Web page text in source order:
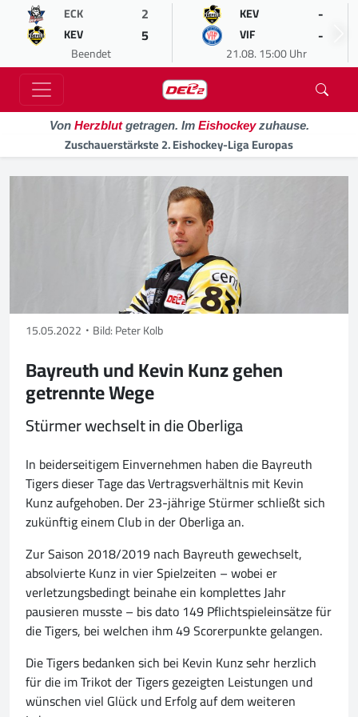
ECK 2
KEV 5
Beendet
KEV -
VIF -
21.08. 15:00 Uhr
Von Herzblutgetragen. Im Eishockeyzuhause.
Zuschauerstärkste 2. Eishockey-Liga Europas
15.05.2022 Bild: Peter Kolb
Bayreuth und Kevin Kunz gehen
getrennte Wege
Stürmer wechselt in die Oberliga
In beiderseitigem Einvernehmen haben die Bayreuth
Tigers dieser Tage das Vertragsverhältnis mit Kevin
Kunz aufgehoben. Der 23-jährige Stürmer schließt sich
zukünftig einem Club in der Oberliga an.
Zur Saison 2018/2019 nach Bayreuth gewechselt,
absolvierte Kunz in vier Spielzeiten – wobei er
verletzungsbedingt beinahe ein komplettes Jahr
pausieren musste – bis dato 149 Pflichtspieleinsätze für
die Tigers, bei welchen ihm 49 Scorerpunkte gelangen.
Die Tigers bedanken sich bei Kevin Kunz sehr herzlich
für die im Trikot der Tigers gezeigten Leistungen und
wünschen viel Glück und Erfolg auf dem weiteren